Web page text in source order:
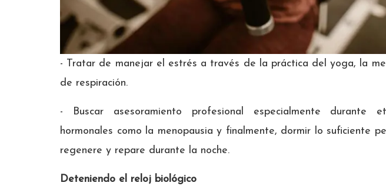
- Tratar de manejar el estrés a través de la práctica del yoga, la
de respiración.
- Buscar asesoramiento profesional especialmente durante
hormonales como la menopausia y finalmente, dormir lo suficiente
regenere y repare durante la noche.
Deteniendo el reloj biológico